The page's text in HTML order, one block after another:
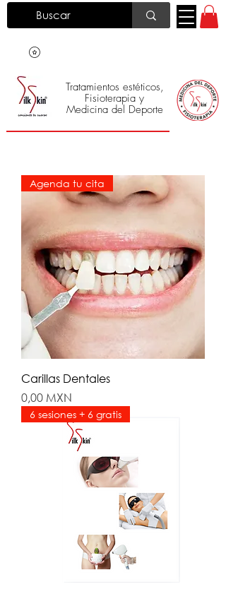
Silk Skin®
Tratamientos estéticos,
Fisioterapia y
Medicina del Deporte
Agenda tu cita
Carillas Dentales
Precio
0,00 MXN
6 sesiones + 6 gratis